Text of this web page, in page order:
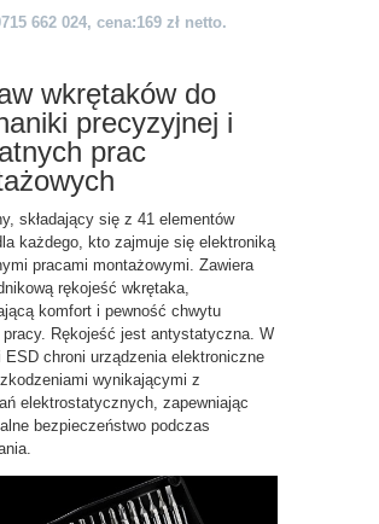
662 024, cena:169 zł netto.
wkrętaków do
precyzyjnej i
prac
składający się z 41 elementów
każdego, kto zajmuje się elektroniką
pracami montażowymi. Zawiera
rękojeść wkrętaka,
komfort i pewność chwytu
Rękojeść jest antystatyczna. W
ESD chroni urządzenia elektroniczne
wynikającymi z
elektrostatycznych, zapewniając
bezpieczeństwo podczas